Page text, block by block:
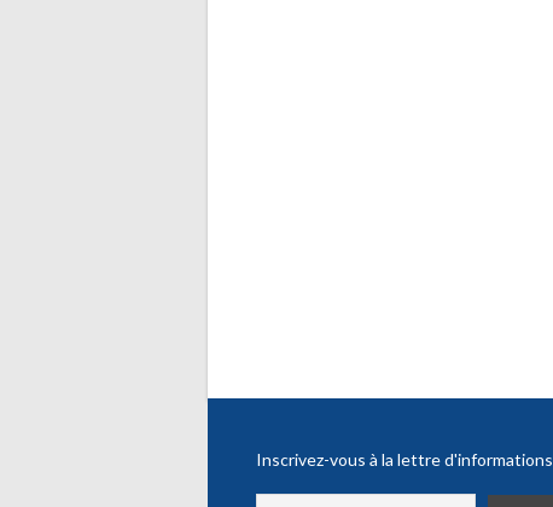
Inscrivez-vous à la lettre d'informations